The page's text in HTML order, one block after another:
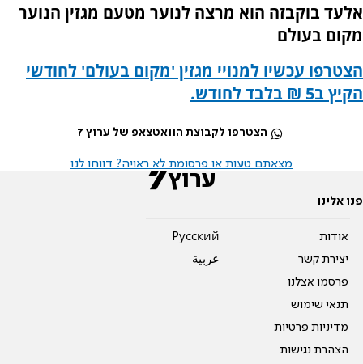
אלעד בוקבזה הוא מרצה לנוער מטעם מגזין הנוער
מקום בעולם
הצטרפו עכשיו למנויי מגזין 'מקום בעולם' לחודשי
הקיץ ב5 ₪ בלבד לחודש.
הצטרפו לקבוצת הוואטצאפ של ערוץ 7
מצאתם טעות או פרסומת לא ראויה? דווחו לנו
פנו אלינו
אודות
יצירת קשר
פרסמו אצלנו
תנאי שימוש
מדיניות פרטיות
הצהרת נגישות
Pусский
عربية